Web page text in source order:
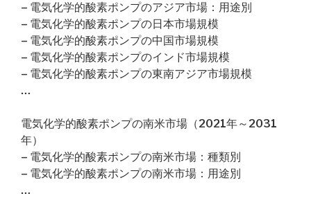
– 電気化学的酸素ポンプのアジア市場：用途別
– 電気化学的酸素ポンプの日本市場規模
– 電気化学的酸素ポンプの中国市場規模
– 電気化学的酸素ポンプのインド市場規模
– 電気化学的酸素ポンプの東南アジア市場規模
…
電気化学的酸素ポンプの南米市場（2021年～2031
年）
– 電気化学的酸素ポンプの南米市場：種類別
– 電気化学的酸素ポンプの南米市場：用途別
…